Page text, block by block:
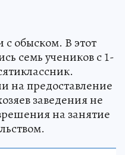
обыском. В этот
семь учеников с 1-
на предоставление
заведения не
на занятие